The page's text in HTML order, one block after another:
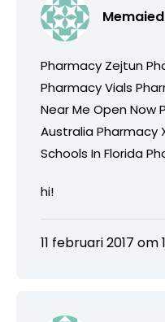
Memaied
Pharmacy Zejtun
Pharmacy Vials
Near Me Open Now
Australia Pharmacy
Schools In Florida
hi!
11 februari 2017 om